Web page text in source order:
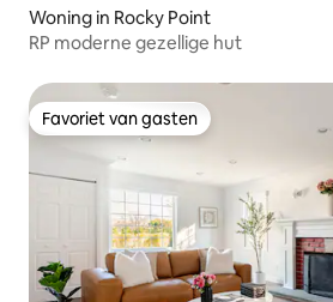
Woning in Rocky Point
RP moderne gezellige hut
Favoriet van gasten
Favoriet van gasten